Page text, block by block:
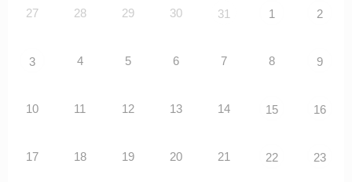
27 28 29 30 31 1 2
3 4 5 6 7 8 9
10 11 12 13 14 15 16
17 18 19 20 21 22 23